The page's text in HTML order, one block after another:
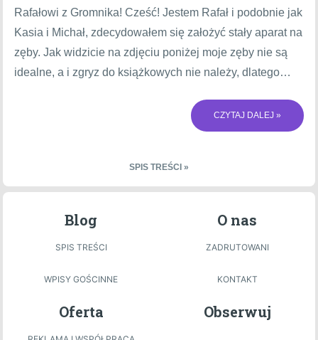
Rafałowi z Gromnika! Cześć! Jestem Rafał i podobnie jak
Kasia i Michał, zdecydowałem się założyć stały aparat na
zęby. Jak widzicie na zdjęciu poniżej moje zęby nie są
idealne, a i zgryz do książkowych nie należy, dlatego…
CZYTAJ DALEJ »
SPIS TREŚCI »
Blog
SPIS TREŚCI
WPISY GOŚCINNE
O nas
ZADRUTOWANI
KONTAKT
Oferta Obserwuj